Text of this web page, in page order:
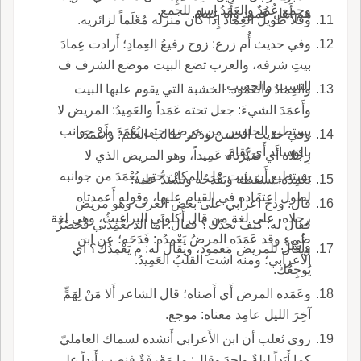
وجمع عُمُدٌ والعَمَدُ اسم للجمع.
هم أَهل عَمود وأَه عِماد.
وفلا طويلُ العِماد إِذا كان منزله مُعْلَماً لزائريه.
وفي حديث أُم زرع: زوج رفيعُ العِمادِ؛ أَرادت عِمادَ
بيتِ شرفه، والعرب تضع البيت موضع الشرف ف
النسب والحسب.
والعِمادُ والعَمُود: الخشبة التي يقوم عليها البيت
وأَعمَدَ الشيءَ: جعل تحته عَمَداً والعَمِيدُ: المريض لا
يستطيع الجلوس من مرضه حتى يُعْمَدَ من جوانب
بالوَسائد أَي يُقامَ.
وفي حديث الحسن وذكر طالب العلم: وأَعْمَدَتا
رِجْلاه أَي صَيَّرَتاه عَمِيداً، وهو المريض الذي لا
يستطيع أَن يثبت عل المكان حتى يُعْمَدَ من جوانبه
لطول اعتماده في القيام عليها، وقوله أَعمدتاه
رجلاه، على لغة من قال أَكلوني البراغيثُ، وهي لغة
طيء وقد عَمَدَه المرضُ يَعْمِدُه: فَدَحَه؛ عن ابن
الأَعرابي؛ ومنه اشت القلبُ العَمِيدُ.
يَعْمِدُه: يسقطه ويَفْدَحُه ويَشْتَدُّ عليه.
قال: ودخ أَعرابي على بعض العرب وهو مريض
فقال له: كيف تَجدُك؟ فقال: أَما الذ يَعْمِدُني فَحُصْرٌ
وأُسْرٌ.
ويقال للمريض مَعمود، ويقال له: م يَعْمِدُكَ؟ أَي
يُوجِعُك.
وعَمَده المرض أَي أَضناه؛ قال الشاعر أَلا مَنْ لِهَمٍّ
آخِرَ الليل عامِد معناه: موجع.
روى ثعلب أن ابن الأَعرابي أَنشده لسماك العامليّ